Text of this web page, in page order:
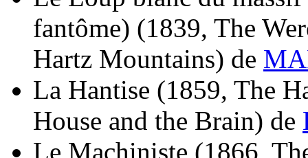
fantôme) (1839, The
Hartz Mountains) de
La Hantise (1859, The
House and the Brain) de
Le Machiniste (1866,